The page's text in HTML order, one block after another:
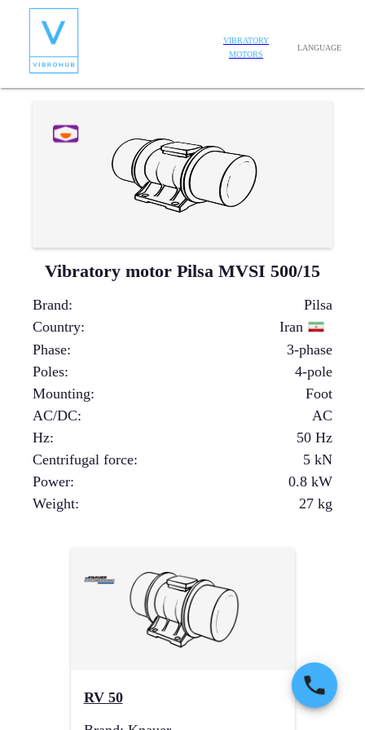
VIBRATORY
MOTORS
LANGUAGE
Vibratory motor Pilsa MVSI 500/15
Brand:
Pilsa
Country:
Iran
Phase:
3-phase
Poles:
4-pole
Mounting:
Foot
AC/DC:
AC
Hz:
50 Hz
Centrifugal force: 5 kN
Power: 0.8 kW
Weight: 27 kg
RV 50